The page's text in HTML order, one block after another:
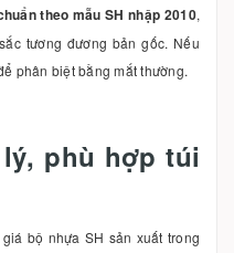
theo mẫu SH nhập 2010,
tương đương bản gốc. Nếu
phân biệt bằng mắt thường.
phù hợp túi
bộ nhựa SH sản xuất trong